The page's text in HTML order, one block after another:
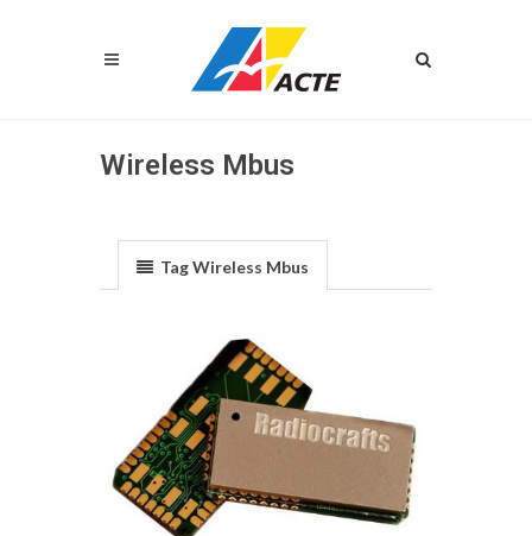
Wireless Mbus
Tag Wireless Mbus